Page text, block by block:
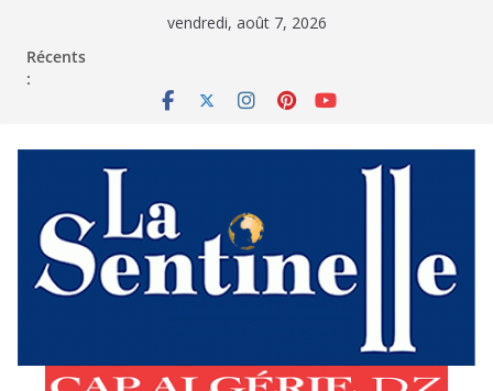
vendredi, août 7, 2026
Récents
: